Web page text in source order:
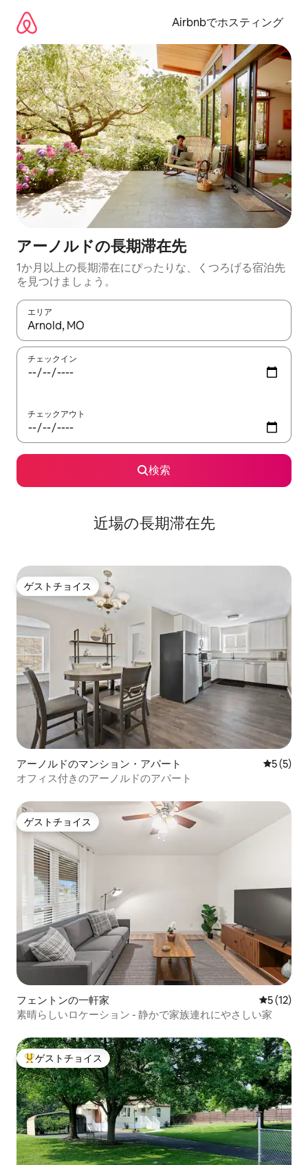
Airbnbでホスティング
アーノルドの長期滞在先
1か月以上の長期滞在にぴったりな、くつろげる宿泊先
を見つけましょう。
エリア
検索結果が表示されたら、上下の矢印キーを使って移動するか
チェックイン
チェックアウト
検索
近場の長期滞在先
ゲストチョイス
ゲストチョイス
アーノルドのマンション・アパート レビュー
5 (5)
オフィス付きのアーノルドのアパート
ゲストチョイス
ゲストチョイス
フェントンの一軒家 レビュー
5 (12)
素晴らしいロケーション - 静かで家族連れにやさしい家
大好評のゲストチョイスです。
ゲストチョイス